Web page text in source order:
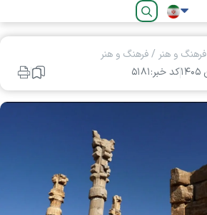
فارسی
فرهنگ و هنر /فرهنگ و هنر
کد خبر:۵۱۸۱